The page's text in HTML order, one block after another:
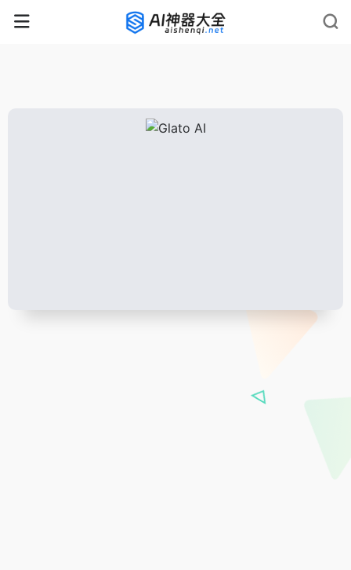
rnrn rnrn rnrn